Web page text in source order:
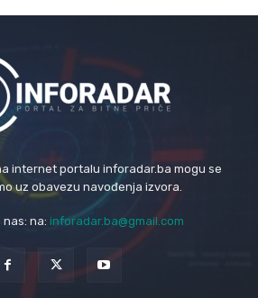
internet portalu inforadar.ba mogu se
uz obavezu navođenja izvora.
na: inforadar.ba@gmail.com